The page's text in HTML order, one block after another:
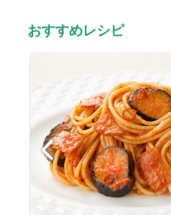
おすすめレシピ